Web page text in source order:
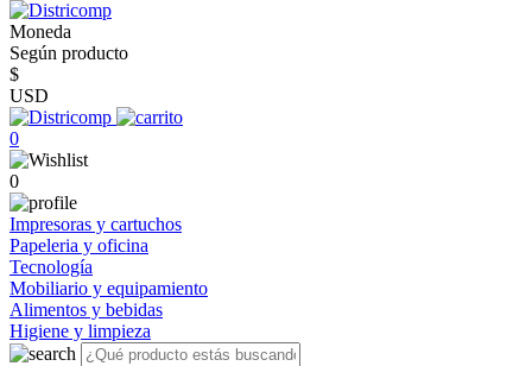
Moneda
Según producto
$
USD
0
0
Impresoras y cartuchos
Papeleria y oficina
Tecnología
Mobiliario y equipamiento
Alimentos y bebidas
Higiene y limpieza